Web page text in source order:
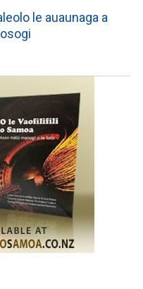
le auaunaga a